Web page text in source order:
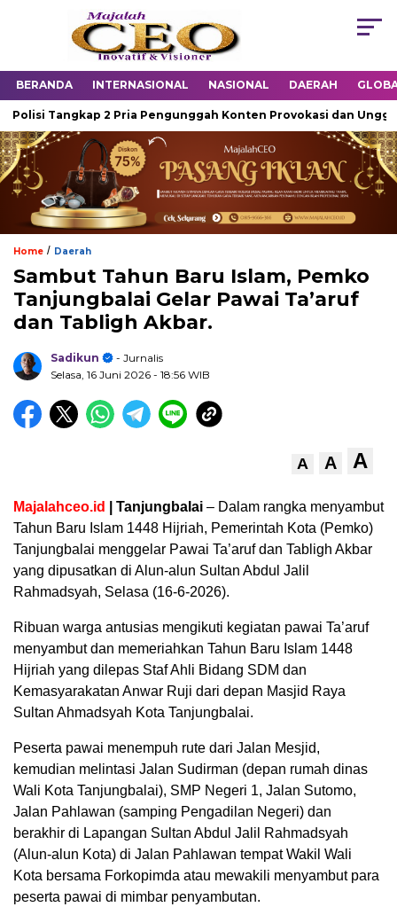
BERANDA INTERNASIONAL NASIONAL DAERAH
Tangkap 2 Pria Pengunggah Konten Provokasi dan Unggahan
Home / Daerah
Sambut Tahun Baru Islam, Pemko
Tanjungbalai Gelar Pawai Ta’aruf
dan Tabligh Akbar.
Sadikun
- Jurnalis
Selasa, 16 Juni 2026 - 18:56 WIB
A A A
Majalahceo.id | Tanjungbalai – Dalam rangka menyambut
Tahun Baru Islam 1448 Hijriah, Pemerintah Kota (Pemko)
Tanjungbalai menggelar Pawai Ta’aruf dan Tabligh Akbar
yang dipusatkan di Alun-alun Sultan Abdul Jalil
Rahmadsyah, Selasa (16-6-2026).
Ribuan warga antusias mengikuti kegiatan pawai Ta’aruf
menyambut dan memeriahkan Tahun Baru Islam 1448
Hijriah yang dilepas Staf Ahli Bidang SDM dan
Kemasyarakatan Anwar Ruji dari depan Masjid Raya
Sultan Ahmadsyah Kota Tanjungbalai.
Peserta pawai menempuh rute dari Jalan Mesjid,
kemudian melintasi Jalan Sudirman (depan rumah dinas
Wali Kota Tanjungbalai), SMP Negeri 1, Jalan Sutomo,
Jalan Pahlawan (samping Pengadilan Negeri) dan
berakhir di Lapangan Sultan Abdul Jalil Rahmadsyah
(Alun-alun Kota) di Jalan Pahlawan tempat Wakil Wali
Kota bersama Forkopimda atau mewakili menyambut para
peserta pawai di mimbar penyambutan.